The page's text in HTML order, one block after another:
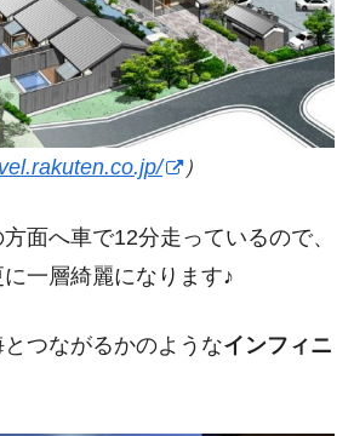
）
面へ車で12分走っているので、
一層綺麗になります♪
つながるかのようなインフィニ